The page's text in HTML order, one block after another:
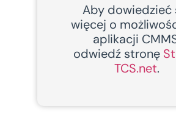
Aby dowiedzieć
więcej o
aplikacji
odwiedź stronę
TCS.net.